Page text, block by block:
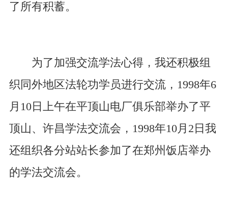
了所有积蓄。
为了加强交流学法心得，我还积极组
织同外地区法轮功学员进行交流，1998年6
月10日上午在平顶山电厂俱乐部举办了平
顶山、许昌学法交流会，1998年10月2日我
还组织各分站站长参加了在郑州饭店举办
的学法交流会。